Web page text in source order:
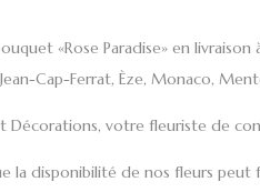
«Rose Paradise» en livraison
Cap-Ferrat, Èze, Monaco,
Décorations, votre fleuriste de
la disponibilité de nos fleurs peut